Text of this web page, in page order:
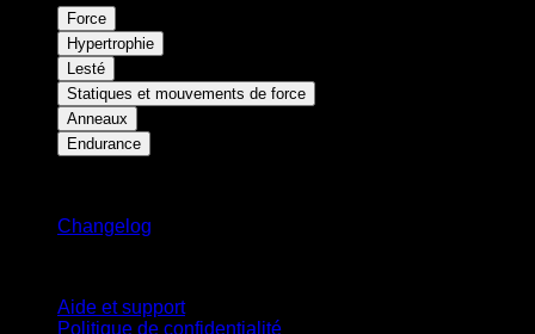
Force
Hypertrophie
Lesté
Statiques et mouvements de force
Anneaux
Endurance
Changelog
Aide et support
Politique de confidentialité